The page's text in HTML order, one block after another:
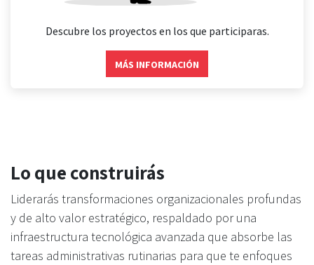
Descubre los proyectos en los que participaras.
MÁS INFORMACIÓN
Lo que construirás
Liderarás transformaciones organizacionales profundas
y de alto valor estratégico, respaldado por una
infraestructura tecnológica avanzada que absorbe las
tareas administrativas rutinarias para que te enfoques